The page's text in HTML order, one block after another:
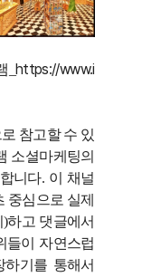
https://www.i
참고할 수 있
소셜마케팅의
합니다. 이 채널
중심으로 실제
하고 댓글에서
들이 자연스럽
기를 통해서